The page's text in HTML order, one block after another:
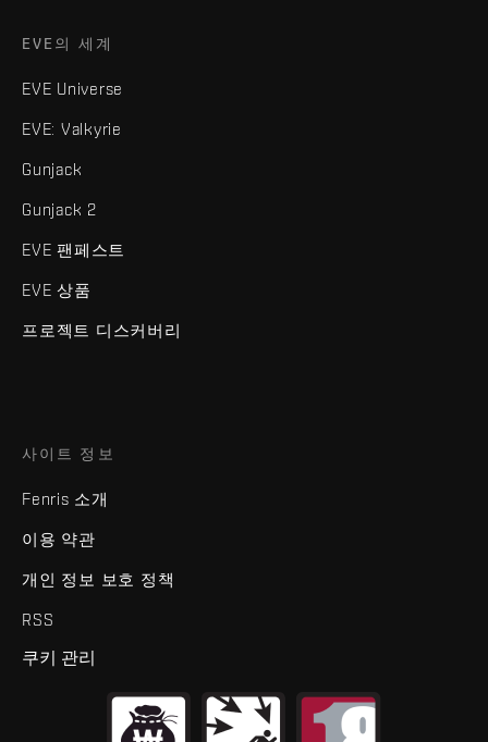
EVE의 세계
EVE Universe
EVE: Valkyrie
Gunjack
Gunjack 2
EVE 팬페스트
EVE 상품
프로젝트 디스커버리
사이트 정보
Fenris 소개
이용 약관
개인 정보 보호 정책
RSS
쿠키 관리